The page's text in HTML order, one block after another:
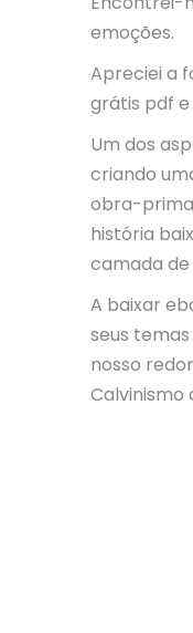
emoções.
Apreciei a
grátis pdf
Um dos
criando
obra-prima
história
camada
A baixar
seus
nosso
Calvinismo